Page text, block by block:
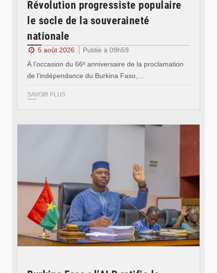
Révolution progressiste populaire
le socle de la souveraineté
nationale
5 août 2026
Publié à 09h59
À l’occasion du 66ᵉ anniversaire de la proclamation
de l’indépendance du Burkina Faso,…
SAVOIR PLUS